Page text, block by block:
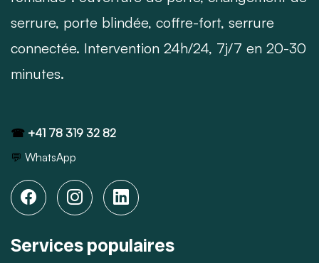
serrure, porte blindée, coffre-fort, serrure
connectée. Intervention 24h/24, 7j/7 en 20-30
minutes.
☎ +41 78 319 32 82
💬 WhatsApp
Services populaires